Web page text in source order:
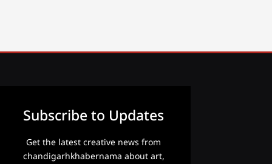
Subscribe to Updates
Get the latest creative news from
chandigarhkhabernama about art,